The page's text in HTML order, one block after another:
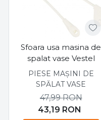
Sfoara usa masina de
spalat vase Vestel
PIESE MAȘINI DE
SPĂLAT VASE
43,19 RON
47,99RON